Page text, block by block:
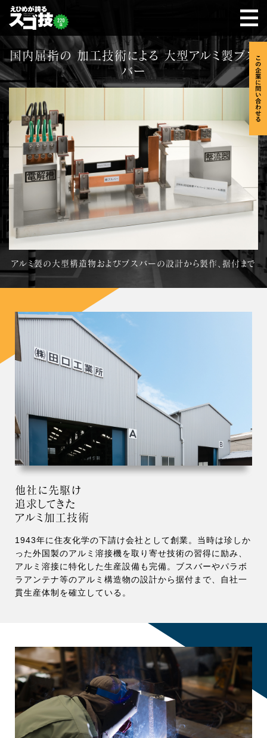
国内屈指の 加工技術による 大型アルミ製ブス
バー
アルミ製の大型構造物およびブスバーの設計から製作、据付まで
他社に先駆け
追求してきた
アルミ加工技術
1943年に住友化学の下請け会社として創業。当時は珍しか
った外国製のアルミ溶接機を取り寄せ技術の習得に励み、
アルミ溶接に特化した生産設備も完備。ブスバーやパラボ
ラアンテナ等のアルミ構造物の設計から据付まで、自社一
貫生産体制を確立している。